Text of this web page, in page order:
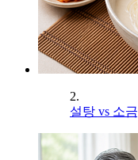
2.
설탕 vs 소